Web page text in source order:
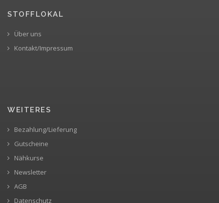
STOFFLOKAL
Über uns
Kontakt/Impressum
WEITERES
Bezahlung/Lieferung
Gutscheine
Nähkurse
Newsletter
AGB
Datenschutz